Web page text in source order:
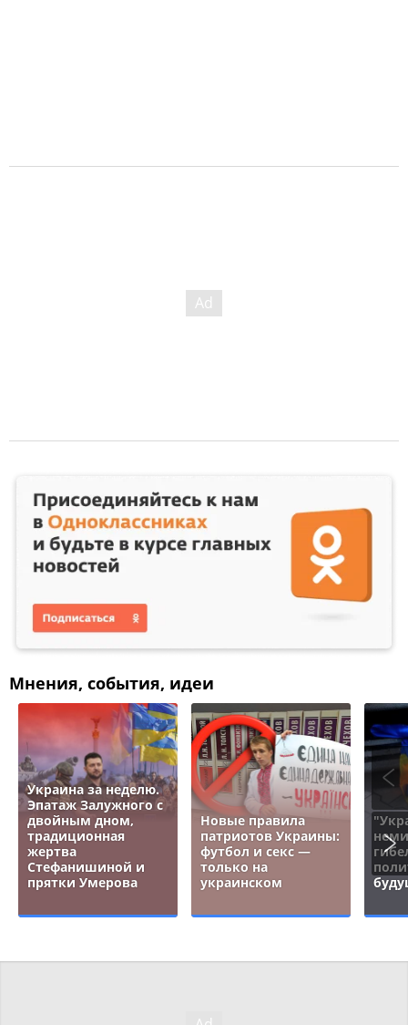
Мнения, события, идеи
Украина за неделю.
Эпатаж Залужного с
двойным дном,
традиционная
жертва
Стефанишиной и
прятки Умерова
Новые правила
патриотов Украины:
футбол и секс —
только на
украинском